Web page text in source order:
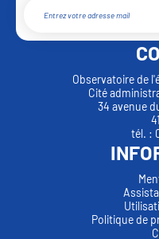
Observatoire de
Cité
34 avenue
tél. :
Politique de